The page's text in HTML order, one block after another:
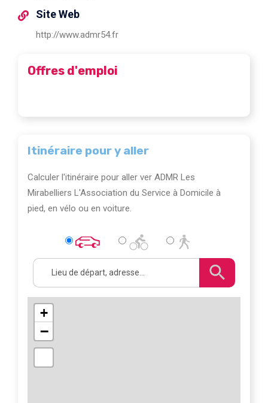
Site Web
http://www.admr54.fr
Offres d'emploi
Itinéraire pour y aller
Calculer l'itinéraire pour aller ver ADMR Les
Mirabelliers L'Association du Service à Domicile à
pied, en vélo ou en voiture.
+
−